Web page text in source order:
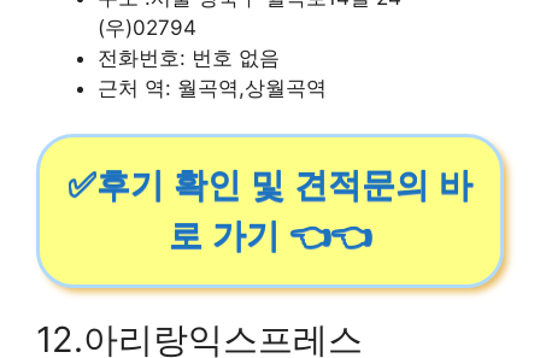
(우)02794
전화번호: 번호 없음
근처 역: 월곡역,상월곡역
✅후기 확인 및 견적문의 바
로 가기 👈👈
12.아리랑익스프레스